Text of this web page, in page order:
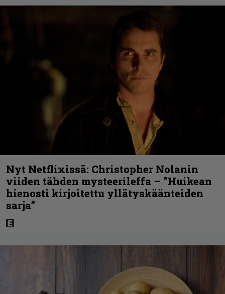
Nyt Netflixissä: Christopher Nolanin
viiden tähden mysteerileffa – ”Huikean
hienosti kirjoitettu yllätyskäänteiden
sarja”